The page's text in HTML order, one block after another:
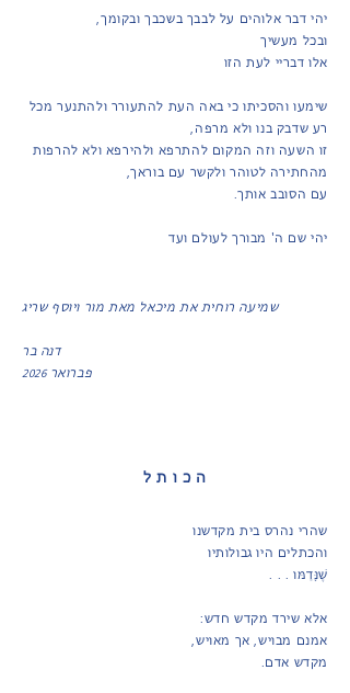
יהי דבר אלוהים על לבבך בשכבך ובקומך,
ובכל מעשיך
אלו דבריי לעת הזו
שימעו והסכיתו כי באה העת להתעורר ולהתנער מכל
רע שדבק בנו ולא מרפה,
זו השעה וזה המקום להתרפא ולהירפא ולא להרפות
מהחתירה לטוהר ולקשר עם בוראך,
עם הסובב אותך.
יהי שם ה' מבורך לעולם ועד
שמיעה רוחית את מיכאל מאת מור ויוסף שריג
דנה בר
פברואר2026
ה כ ו ת ל
שהרי נהרס בית מקדשנו
והכתלים היו גבולותיו
שֶׁנָּדַמּו . . .
אלא שירד מקדש חדש:
אמנם מבויש, אך מאויש,
מקדש אדם.